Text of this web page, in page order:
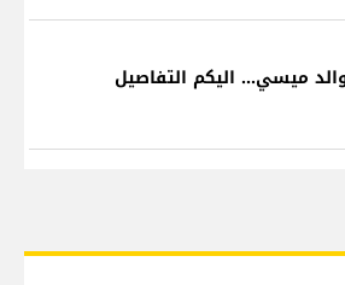
ميسي... اليكم التفاصيل